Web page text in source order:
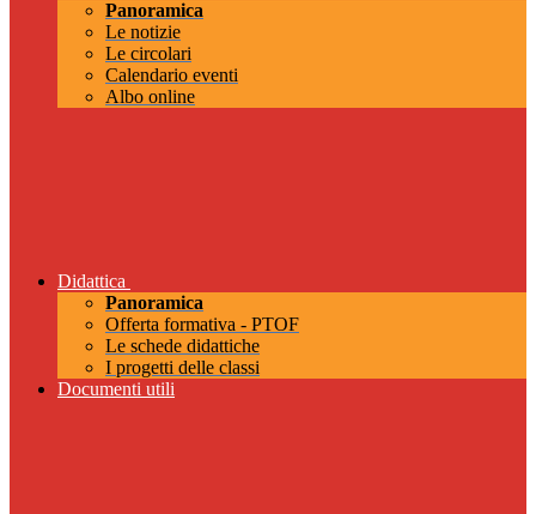
Panoramica
Le notizie
Le circolari
Calendario eventi
Albo online
Didattica
Panoramica
Offerta formativa - PTOF
Le schede didattiche
I progetti delle classi
Documenti utili